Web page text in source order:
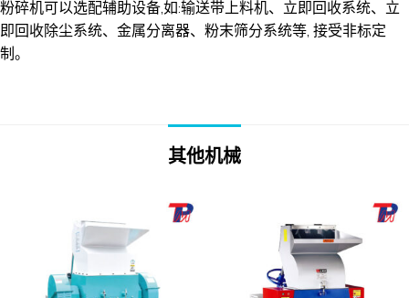
粉碎机可以选配辅助设备,如:输送带上料机、立即回收系统、立
即回收除尘系统、金属分离器、粉末筛分系统等, 接受非标定
制。
其他机械